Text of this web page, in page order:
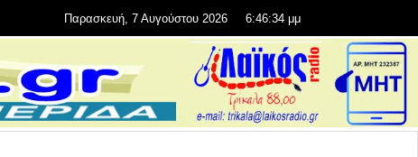
Παρασκευή, 7 Αυγούστου 2026 6:46:35 μμ